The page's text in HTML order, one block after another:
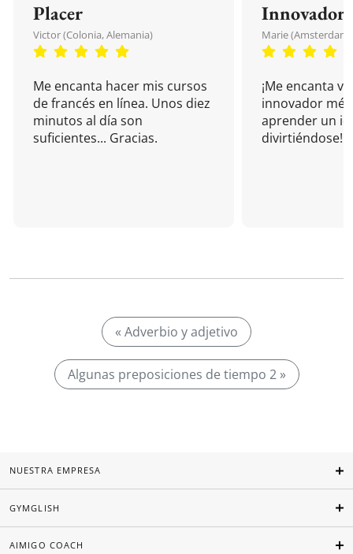
Placer
Victor (Colonia, Alemania)
Me encanta hacer mis cursos
de francés en línea. Unos diez
minutos al día son
suficientes... Gracias.
Innovador
Marie (Amsterdam,
¡Me encanta
innovador
aprender un
divirtiéndose!
« Adverbio y adjetivo
Algunas preposiciones de tiempo 2 »
NUESTRA EMPRESA
GYMGLISH
AIMIGO COACH